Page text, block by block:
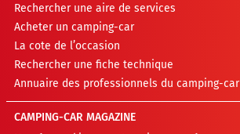
Rechercher une aire de services
Acheter un camping-car
La cote de l’occasion
Rechercher une fiche technique
Annuaire des professionnels du camping-car
CAMPING-CAR MAGAZINE